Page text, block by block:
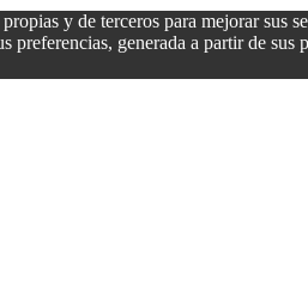
y de terceros para mejorar sus
preferencias, generada a partir de